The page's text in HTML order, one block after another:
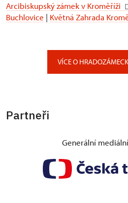
Arcibiskupský zámek v Kroměříži
Buchlovice | Květná Zahrada
VÍCE O
Partneři
Generální